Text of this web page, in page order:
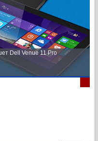
Dell Venue 11 Pro